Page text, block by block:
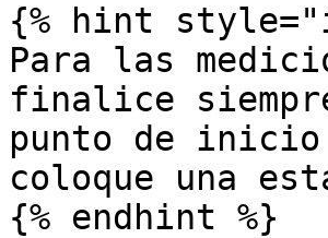
{% hint
Para las
finalice
punto de
coloque una
{% endhint %}